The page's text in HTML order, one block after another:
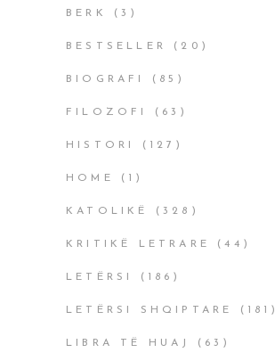
BERK (3)
BESTSELLER (20)
BIOGRAFI (85)
FILOZOFI (63)
HISTORI (127)
HOME (1)
KATOLIKË (328)
KRITIKË LETRARE (44)
LETËRSI (186)
LETËRSI SHQIPTARE (181)
LIBRA TË HUAJ (63)